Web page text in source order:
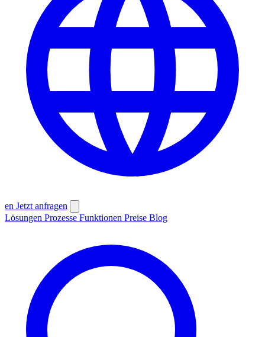
en Jetzt anfragen
Lösungen Prozesse Funktionen Preise Blog